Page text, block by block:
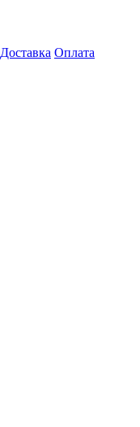
Доставка Оплата